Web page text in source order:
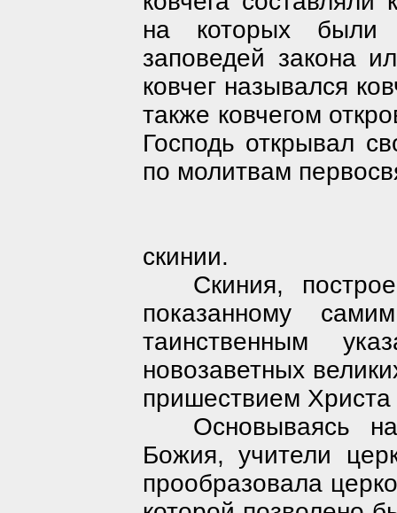
на которых были
заповедей закона
ковчег назывался
также ковчегом
Господь открывал
по молитвам
скинии.
Скиния,
показанному
таинственным
новозаветных
пришествием
Основываясь
Божия, учители
прообразовала